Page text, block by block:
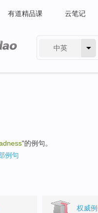
有道精品课 云笔记
中英
"的例句。
例句
权威